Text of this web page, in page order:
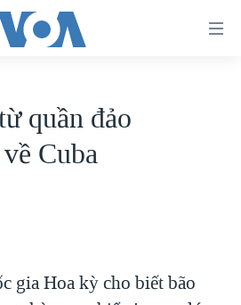
quần đảo
Cuba
gia Hoa kỳ cho biết bão